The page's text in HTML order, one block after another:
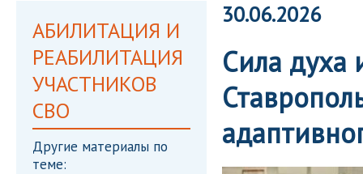
АБИЛИТАЦИЯ И
РЕАБИЛИТАЦИЯ
УЧАСТНИКОВ
СВО
Другие материалы по
теме:
30.06.2026
Сила духа